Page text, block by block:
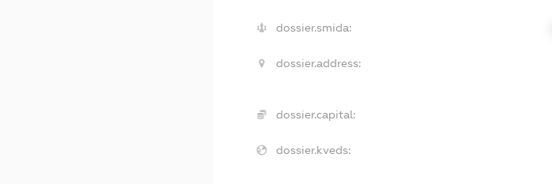
dossier.smida:
dossier.address:
dossier.capital:
dossier.kveds: